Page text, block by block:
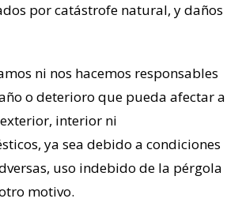
por catástrofe natural, y daños
ni nos hacemos responsables
o deterioro que pueda afectar a
interior ni
ya sea debido a condiciones
uso indebido de la pérgola
motivo.